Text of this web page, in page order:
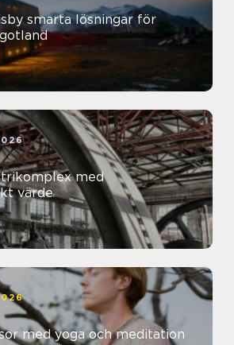
för
med
värde
med yoga och meditation